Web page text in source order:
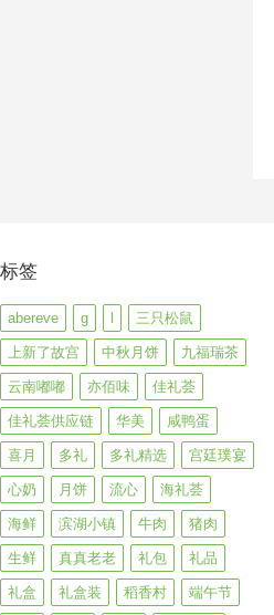
标签
abereve g 三只松鼠
上新了故宫 中秋月饼 九福瑞茶
云南嘟嘟 亦佰味 佳礼荟
佳礼荟供应链 华美 咸鸭蛋
喜月 多礼 多礼精选 宫廷璞宴
心奶 月饼 流心 海礼荟
海鲜 滨湖小镇 牛肉 猪肉
生鲜 真真老老 礼包 礼品
礼盒 礼盒装 稻香村 端午节